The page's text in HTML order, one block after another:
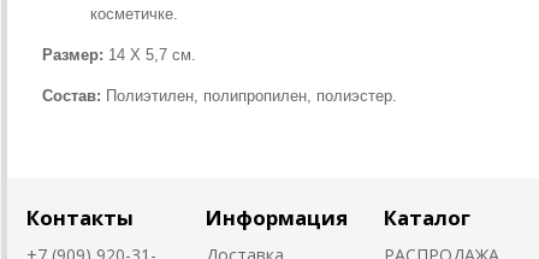
косметичке.
Размер: 14 Х 5,7 см.
Состав: Полиэтилен, полипропилен, полиэстер.
Контакты Информация Каталог